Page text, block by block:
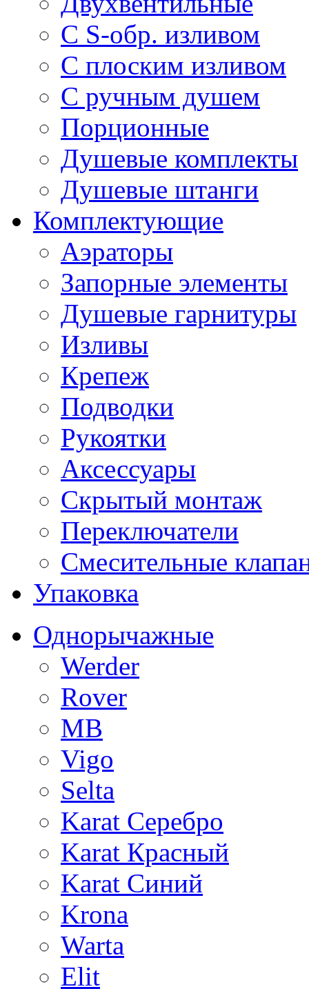
С S-обр. изливом
С плоским изливом
С ручным душем
Порционные
Душевые комплекты
Душевые штанги
Комплектующие
Аэраторы
Запорные элементы
Душевые гарнитуры
Изливы
Крепеж
Подводки
Рукоятки
Аксессуары
Скрытый монтаж
Переключатели
Смесительные
Упаковка
Однорычажные
Werder
Rover
MB
Vigo
Selta
Karat Серебро
Karat Красный
Karat Синий
Krona
Warta
Elit